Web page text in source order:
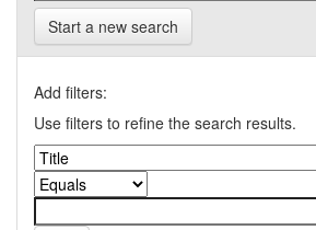
Start a new search
Add filters:
Use filters to refine the search results.